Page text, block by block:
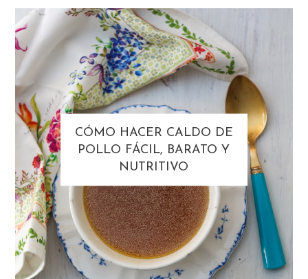
CÓMO HACER CALDO DE
POLLO FÁCIL, BARATO Y
NUTRITIVO